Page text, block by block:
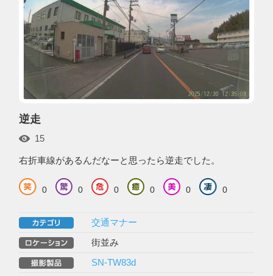
逆走
15
右折車線があるんだなーと思ったら逆走でした。
0 0 0 0 0 0
交通マナー
街並み
SN-TW83d